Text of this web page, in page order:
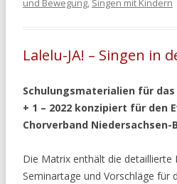
und Bewegung, Singen mit Kindern
Lalelu-JA! – Singen in
Schulungsmaterialien für
+ 1 – 2022 konzipiert für den
Chorverband Niedersachsen-
Die Matrix enthält die detaillierte
Seminartage und Vorschläge für